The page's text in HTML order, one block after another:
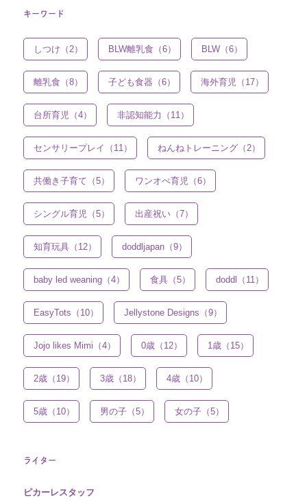
キーワード
しつけ（2） BLW離乳食（6） BLW（6）
離乳食（8） 子ども食器（6） 海外育児（17）
台所育児（4） 非認知能力（11）
センサリープレイ（11） ねんねトレーニング（2）
共働き子育て（5） ワンオぺ育児（6）
シングル育児（5） 出産祝い（7）
知育玩具（12） doddljapan（9）
baby led weaning（4） 食具（5） doddl（11）
EasyTots（10） Jellystone Designs（9）
Jojo likes Mimi（4） 0歳（12） 1歳（15）
2歳（19） 3歳（18） 4歳（10）
5歳（10） 男の子（5） 女の子（5）
ライター
ピカーレスタッフ